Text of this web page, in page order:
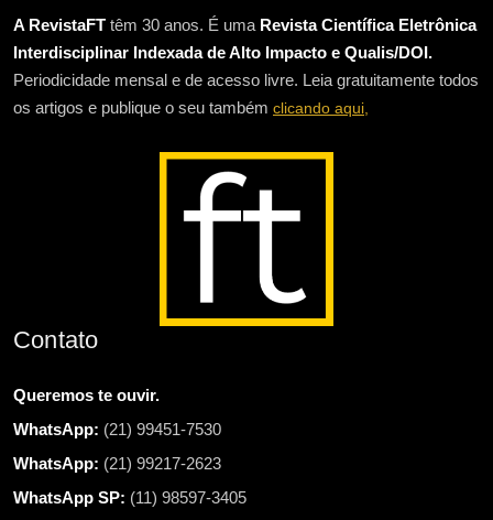
A RevistaFT têm 30 anos. É uma Revista Científica Eletrônica
Interdisciplinar Indexada de Alto Impacto e Qualis/DOI.
Periodicidade mensal e de acesso livre. Leia gratuitamente todos
os artigos e publique o seu também clicando aqui,
Contato
Queremos te ouvir.
WhatsApp: (21) 99451-7530
WhatsApp: (21) 99217-2623
WhatsApp SP: (11) 98597-3405